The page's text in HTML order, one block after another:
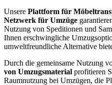
Unsere Plattform für
Netzwerk für Umzüge
Nutzung von Speditionen und
Ihnen erschwingliche
umweltfreundliche Alternative
Durch die gemeinsame Nutzung
von Umzugsmaterial profitieren
Raumnutzung bei Umzügen, die